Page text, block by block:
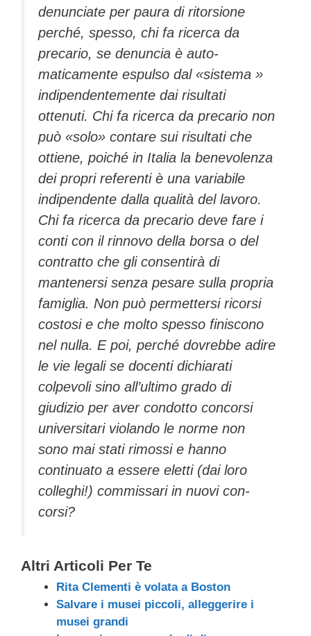
denun­ciate per paura di ritorsione
perché, spesso, chi fa ricerca da
precario, se denuncia è auto­
maticamente espulso dal «siste­ma »
indipendentemente dai ri­sultati
ottenuti. Chi fa ricerca da precario non
può «solo» contare sui risultati che
ottie­ne, poiché in Italia la benevo­lenza
dei propri referenti è una variabile
indipendente dalla qualità del lavoro.
Chi fa ricer­ca da precario deve fare i
conti con il rinnovo della borsa o del
contratto che gli consentirà di
mantenersi senza pesare sulla propria
famiglia. Non può per­mettersi ricorsi
costosi e che molto spesso finiscono
nel nul­la. E poi, perché dovrebbe adi­re
le vie legali se docenti dichia­rati
colpevoli sino all’ultimo grado di
giudizio per aver con­dotto concorsi
universitari vio­lando le norme non
sono mai stati rimossi e hanno
continua­to a essere eletti (dai loro
colle­ghi!) commissari in nuovi con­
corsi?
Altri Articoli Per Te
Rita Clementi è volata a Boston
Salvare i musei piccoli, alleggerire i
musei grandi